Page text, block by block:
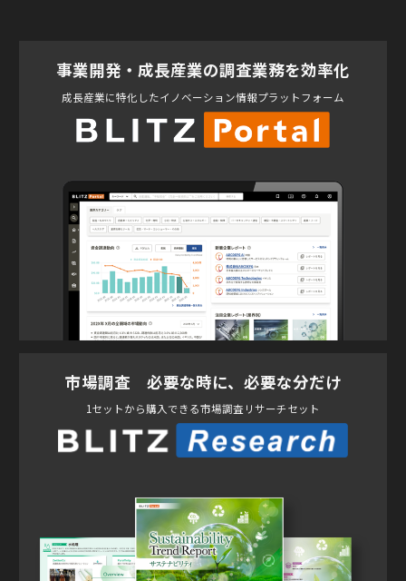
事業開発・成長産業の調査業務を効率化
成長産業に特化したイノベーション情報プラットフォーム
市場調査 必要な時に、必要な分だけ
1セットから購入できる市場調査リサーチセット